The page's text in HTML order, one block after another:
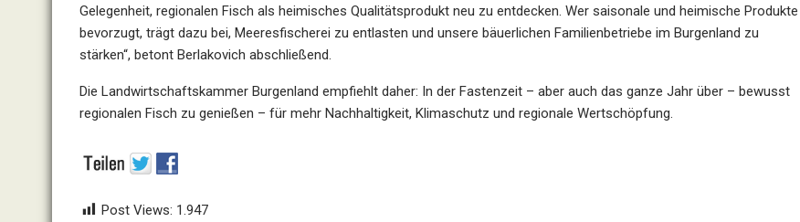
Gelegenheit, regionalen Fisch als heimisches Qualitätsprodukt neu zu entdecken. Wer saisonale und heimische Produkte
bevorzugt, trägt dazu bei, Meeresfischerei zu entlasten und unsere bäuerlichen Familienbetriebe im Burgenland zu
stärken“, betont Berlakovich abschließend.
Die Landwirtschaftskammer Burgenland empfiehlt daher: In der Fastenzeit – aber auch das ganze Jahr über – bewusst
regionalen Fisch zu genießen – für mehr Nachhaltigkeit, Klimaschutz und regionale Wertschöpfung.
Post Views: 1.947